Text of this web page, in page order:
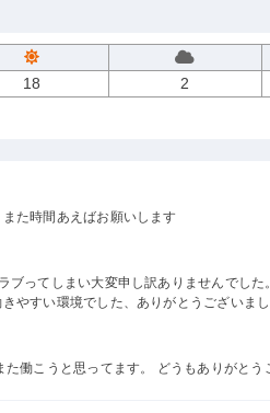
18 2
た時間あえばお願いします
ブってしまい大変申し訳ありませんでし
やすい環境でした、ありがとうございま
働こうと思ってます。 どうもありがとう